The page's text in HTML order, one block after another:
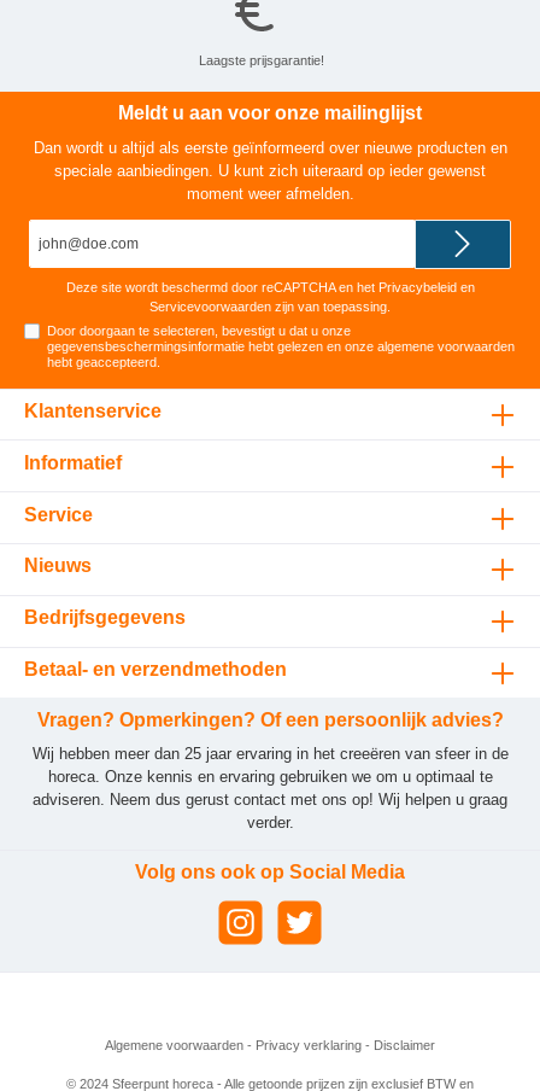
Laagste prijsgarantie!
Meldt u aan voor onze mailinglijst
Dan wordt u altijd als eerste geïnformeerd over nieuwe producten en
speciale aanbiedingen. U kunt zich uiteraard op ieder gewenst
moment weer afmelden.
Deze site wordt beschermd door reCAPTCHA en het Privacybeleiden
Servicevoorwaarden zijn van toepassing.
Door doorgaan te selecteren, bevestigt u dat u onze
gegevensbeschermingsinformatie hebt gelezen en onzealgemene voorwaarden
hebt geaccepteerd
Klantenservice
Informatief
Service
Nieuws
Bedrijfsgegevens
Betaal- en verzendmethoden
Vragen? Opmerkingen? Of een persoonlijk advies?
Wij hebben meer dan 25 jaar ervaring in het creeëren van sfeer in de
horeca. Onze kennis en ervaring gebruiken we om u optimaal te
adviseren. Neem dus gerust contact met ons op! Wij helpen u graag
verder.
Volg ons ook op Social Media
Algemene voorwaarden - Privacy verklaring - Disclaimer
© 2024 Sfeerpunt horeca - Alle getoonde prijzen zijn exclusief BTW en